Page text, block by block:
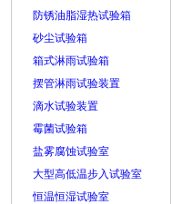
防锈油脂湿热试验箱
砂尘试验箱
箱式淋雨试验箱
摆管淋雨试验装置
滴水试验装置
霉菌试验箱
盐雾腐蚀试验室
大型高低温步入试验室
恒温恒湿试验室